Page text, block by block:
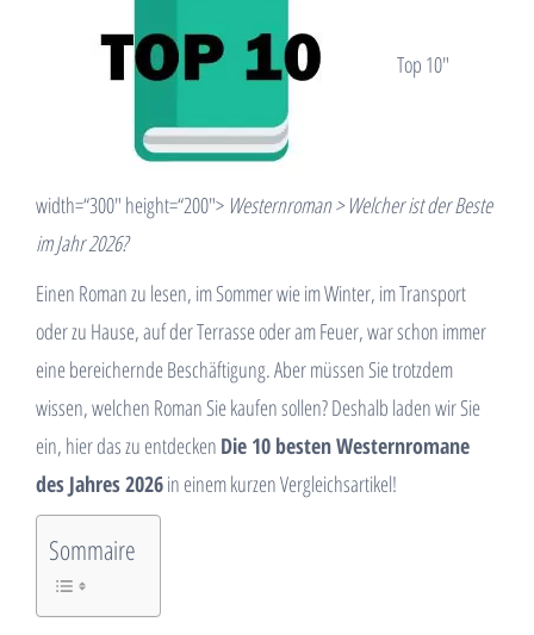
Top 10″
width=“300″ height=“200″> Westernroman > Welcher ist der Beste
im Jahr 2026?
Einen Roman zu lesen, im Sommer wie im Winter, im Transport
oder zu Hause, auf der Terrasse oder am Feuer, war schon immer
eine bereichernde Beschäftigung. Aber müssen Sie trotzdem
wissen, welchen Roman Sie kaufen sollen? Deshalb laden wir Sie
ein, hier das zu entdecken Die 10 besten Westernromane
des Jahres 2026in einem kurzen Vergleichsartikel!
Sommaire